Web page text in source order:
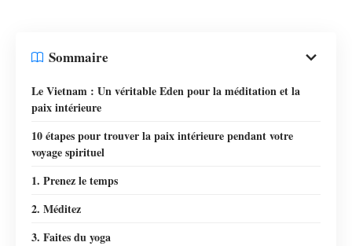
Sommaire
Le Vietnam : Un véritable Eden pour la méditation et la
paix intérieure
10 étapes pour trouver la paix intérieure pendant votre
voyage spirituel
1. Prenez le temps
2. Méditez
3. Faites du yoga